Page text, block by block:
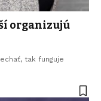
organizujú
tak funguje